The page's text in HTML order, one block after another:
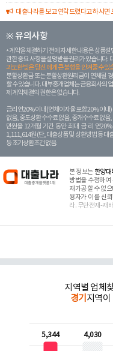
대출나라를 보고 연락드렸다고 하시면
※ 유의사항
계약을 체결하기 전에 자세한 내용은 상품
관한 중요 사항을 설명받을 권리가 있습니다.
과도한 빚은 당신 에게 큰 불행을 안겨줄 수
분할상환금 또는 분할상환원리금이 연체될
할 수 있습니다. 대부중개업체는 금융회사의
제 계약체결의 권한은 없습니다.
금리 연20% 이내 (연체이자율 포함 20% 이내
없음, 중도상환 수수료 없음, 중개수수료 없음,
만원을 12개월 기간 동안 최대 금 리 연
1,111,614원 (단, 대출상품 및 상환방법 등 대
등 조기상환조건 없음.
본 정보는 한양대
방법을 수정하
재가공 할 수 없
용자가 이를 신
라. 무단전재-재
지역별 업체
경기 지역이
5,344 4,030